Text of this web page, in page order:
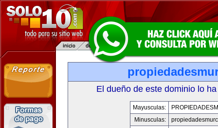
El dueño de este dominio lo
Mayusculas:
Minusculas: